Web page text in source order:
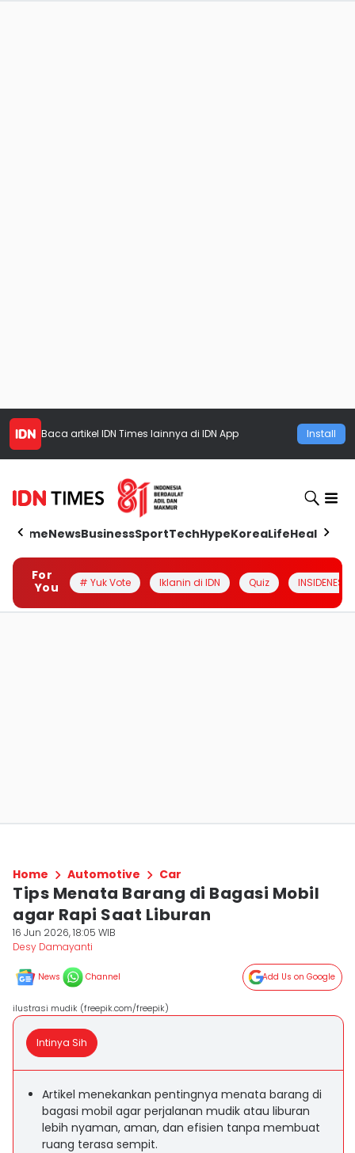
Baca artikel IDN Times lainnya di IDN App Install
HomeNewsBusinessSportTechHypeKoreaLifeHealth
For
You
# Yuk Vote Iklanin di IDN Quiz INSIDENESIA
Home Automotive Car
Tips Menata Barang di Bagasi Mobil
agar Rapi Saat Liburan
16 Jun 2026, 18:05 WIB
Desy Damayanti
News Channel Add Us on Google
ilustrasi mudik (freepik.com/freepik)
Intinya Sih
Artikel menekankan pentingnya menata barang di
bagasi mobil agar perjalanan mudik atau liburan
lebih nyaman, aman, dan efisien tanpa membuat
ruang terasa sempit.